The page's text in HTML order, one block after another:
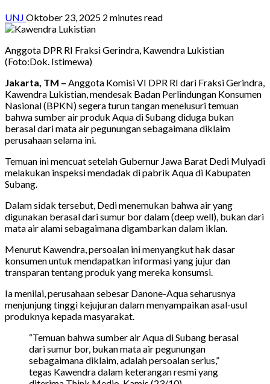
UNJ Oktober 23, 2025 2 minutes read
Anggota DPR RI Fraksi Gerindra, Kawendra Lukistian
(Foto:Dok. Istimewa)
Jakarta, TM – Anggota Komisi VI DPR RI dari Fraksi Gerindra,
Kawendra Lukistian, mendesak Badan Perlindungan Konsumen
Nasional (BPKN) segera turun tangan menelusuri temuan
bahwa sumber air produk Aqua di Subang diduga bukan
berasal dari mata air pegunungan sebagaimana diklaim
perusahaan selama ini.
Temuan ini mencuat setelah Gubernur Jawa Barat Dedi Mulyadi
melakukan inspeksi mendadak di pabrik Aqua di Kabupaten
Subang.
Dalam sidak tersebut, Dedi menemukan bahwa air yang
digunakan berasal dari sumur bor dalam (deep well), bukan dari
mata air alami sebagaimana digambarkan dalam iklan.
Menurut Kawendra, persoalan ini menyangkut hak dasar
konsumen untuk mendapatkan informasi yang jujur dan
transparan tentang produk yang mereka konsumsi.
Ia menilai, perusahaan sebesar Danone-Aqua seharusnya
menjunjung tinggi kejujuran dalam menyampaikan asal-usul
produknya kepada masyarakat.
“Temuan bahwa sumber air Aqua di Subang berasal
dari sumur bor, bukan mata air pegunungan
sebagaimana diklaim, adalah persoalan serius,”
tegas Kawendra dalam keterangan resmi yang